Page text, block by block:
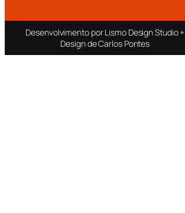
Desenvolvimento por Lismo Design Studio +
Design de Carlos Pontes